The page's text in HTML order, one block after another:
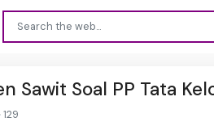
Sawit Soal PP Tata
129